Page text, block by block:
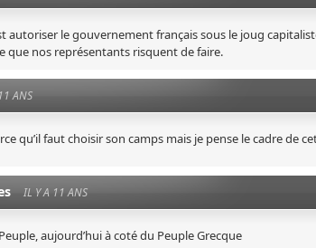
autoriser le gouvernement français sous le joug
que nos représentants risquent de faire.
ANS
qu’il faut choisir son camps mais je pense le cadre de
IL Y A 11 ANS
aujourd’hui à coté du Peuple Grecque